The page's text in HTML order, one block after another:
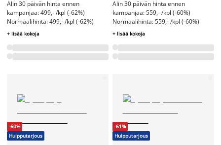
Alin 30 päivän hinta ennen
kampanjaa: 499,- /kpl (-62%)
Normaalihinta: 499,- /kpl (-62%)
+ lisää kokoja
Alin 30 päivän hinta ennen
kampanjaa: 559,- /kpl (-60%)
Normaalihinta: 559,- /kpl (-60%)
+ lisää kokoja
-60%
Huipputarjous
-61%
Huipputarjous